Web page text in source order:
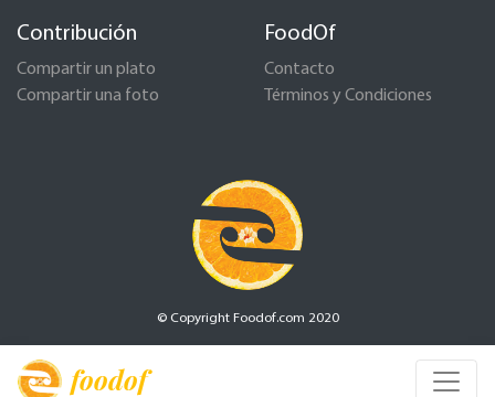
foodof
Contribución
Compartir un plato
Compartir una foto
FoodOf
Contacto
Términos y Condiciones
© Copyright Foodof.com 2020